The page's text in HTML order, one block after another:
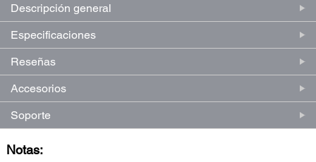
Descripción general
Especificaciones
Reseñas
Accesorios
Soporte
Notas: